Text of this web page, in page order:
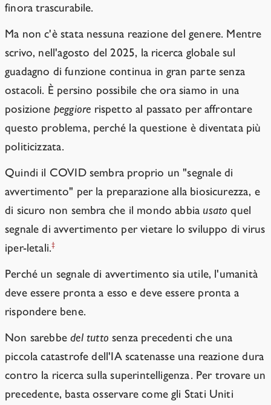
finora trascurabile.
Ma non c'è stata nessuna reazione del genere. Mentre
scrivo, nell'agosto del 2025, la ricerca globale sul
guadagno di funzione continua in gran parte senza
ostacoli. È persino possibile che ora siamo in una
posizione peggiore rispetto al passato per affrontare
questo problema, perché la questione è diventata più
politicizzata.
Quindi il COVID sembra proprio un "segnale di
avvertimento" per la preparazione alla biosicurezza, e
di sicuro non sembra che il mondo abbia usato quel
segnale di avvertimento per vietare lo sviluppo di virus
iper-letali.‡
Perché un segnale di avvertimento sia utile, l'umanità
deve essere pronta a esso e deve essere pronta a
rispondere bene.
Non sarebbedel tutto senza precedenti che una
piccola catastrofe dell'IA scatenasse una reazione dura
contro la ricerca sulla superintelligenza. Per trovare un
precedente, basta osservare come gli Stati Uniti